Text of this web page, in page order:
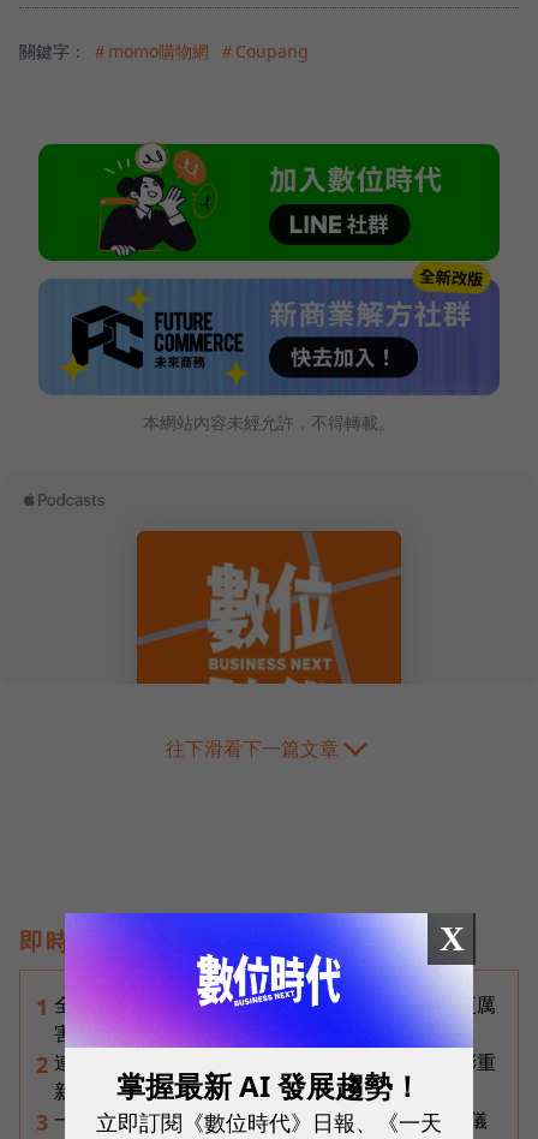
關鍵字： ＃momo購物網 ＃Coupang
本網站內容未經允許，不得轉載。
往下滑看下一篇文章
即時熱門文章
1 全台最大全聯首日業績破百萬，蔡篤昌：還會有更厲
害的大型店！為何把餐廳健身房都搬上樓？
2 連黃仁勳都叫年輕人當水電工！程世嘉：智慧通膨重
新定義「有價值的人」到底什麼樣子？
3 一張遺照「開口」說話，中間有8道關卡！翊嘉禮儀
X
掌握最新 AI 發展趨勢！
立即訂閱《數位時代》日報、《一天